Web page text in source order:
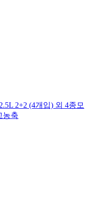
2+2 (4개입) 외 4종모
농축